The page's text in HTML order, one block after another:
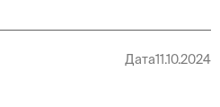
Дата11.10.2024